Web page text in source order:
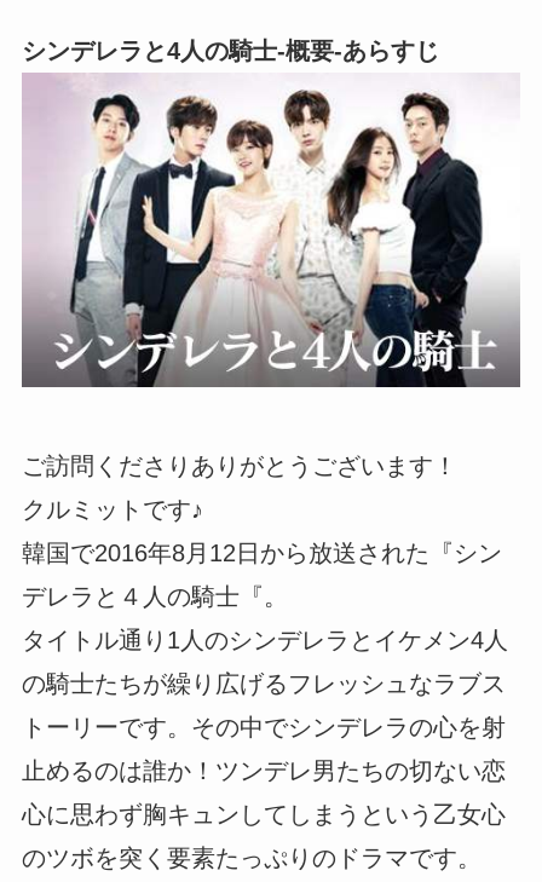
シンデレラと4人の騎士-概要-あらすじ
ご訪問くださりありがとうございます！
クルミットです♪
韓国で2016年8月12日から放送された『シン
デレラと４人の騎士『。
タイトル通り1人のシンデレラとイケメン4人
の騎士たちが繰り広げるフレッシュなラブス
トーリーです。その中でシンデレラの心を射
止めるのは誰か！ツンデレ男たちの切ない恋
心に思わず胸キュンしてしまうという乙女心
のツボを突く要素たっぷりのドラマです。